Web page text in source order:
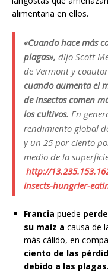
alimentaria en ellos.
«Cuando hace más
plagas», dijo Scott
de Vermont y
cuando aumenta el
de insectos comen
los cultivos. En
rendimiento global
y un 25 por ciento
medio de la
http://
insects-hungrier-
Francia puede
su maíz a causa de
más cálido, en
ciento de las
debido a las plagas.